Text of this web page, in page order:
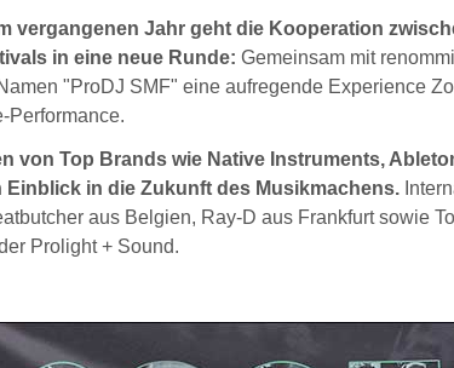
vergangenen Jahr geht die Kooperation
in eine neue Runde: Gemeinsam mit
"ProDJ SMF" eine aufregende Experience
Performance.
von Top Brands wie Native Instruments,
Einblick in die Zukunft des Musikmachens.
aus Belgien, Ray-D aus Frankfurt sowie
Prolight + Sound.